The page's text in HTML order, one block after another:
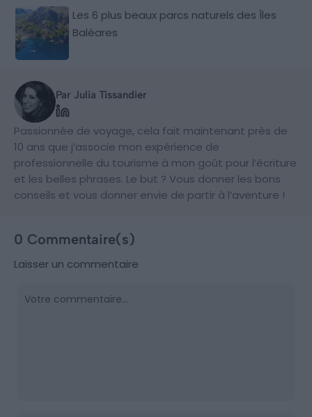
Les 6 plus beaux parcs naturels des Îles
Baléares
Par Julia Tissandier
Passionnée de voyage, cela fait maintenant près de
10 ans que j’associe mon expérience de
professionnelle du tourisme à mon goût pour l’écriture
et les belles phrases. Le but ? Vous donner les bons
conseils et vous donner envie de partir à l’aventure !
0 Commentaire(s)
Laisser un commentaire